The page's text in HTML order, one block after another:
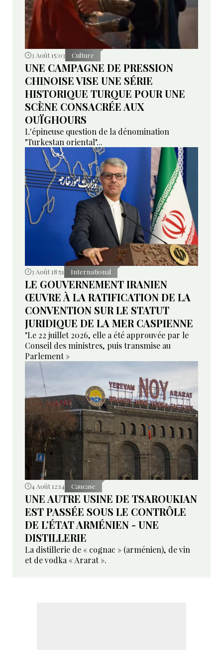
3 Août 15:03 Culture
UNE CAMPAGNE DE PRESSION
CHINOISE VISE UNE SÉRIE
HISTORIQUE TURQUE POUR UNE
SCÈNE CONSACRÉE AUX
OUÏGHOURS
L'épineuse question de la dénomination
"Turkestan oriental"...
3 Août 18:51 International
LE GOUVERNEMENT IRANIEN
ŒUVRE À LA RATIFICATION DE LA
CONVENTION SUR LE STATUT
JURIDIQUE DE LA MER CASPIENNE
"Le 22 juillet 2026, elle a été approuvée par le
Conseil des ministres, puis transmise au
Parlement »
4 Août 12:14 Caucase
UNE AUTRE USINE DE TSAROUKIAN
EST PASSÉE SOUS LE CONTRÔLE
DE L’ÉTAT ARMÉNIEN - UNE
DISTILLERIE
La distillerie de « cognac » (arménien), de vin
et de vodka « Ararat ».